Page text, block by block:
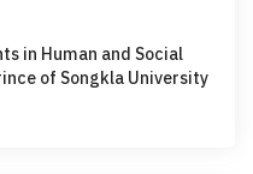
in Human and Social
of Songkla University